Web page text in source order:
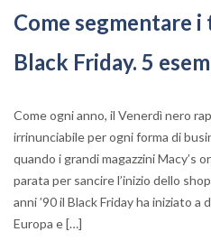
Come segmentare
Black Friday. 5
Come ogni anno, il Venerdì nero
irrinunciabile per ogni forma di
quando i grandi magazzini Macy’s
parata per sancire l’inizio dello
anni ’90 il Black Friday ha iniziato
Europa e […]